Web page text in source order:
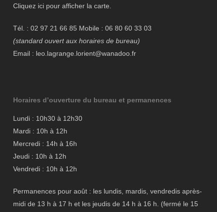
Cliquez ici pour afficher la carte.
Tél. : 02 97 21 66 85 Mobile : 06 80 60 33 03
(standard ouvert aux horaires de bureau)
Email : leo.lagrange.lorient@wanadoo.fr
Horaires d’ouverture du bureau et permanences
Lundi : 10h30 à 12h30
Mardi : 10h à 12h
Mercredi : 14h à 16h
Jeudi : 10h à 12h
Vendredi : 10h à 12h
Permanences pour août : les lundis, mardis, vendredis après-
midi de 13 h à 17 h et les jeudis de 14 h à 16 h. (fermé le 15